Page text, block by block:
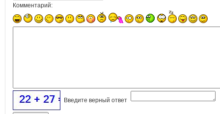
Комментарий:
Введите верный ответ